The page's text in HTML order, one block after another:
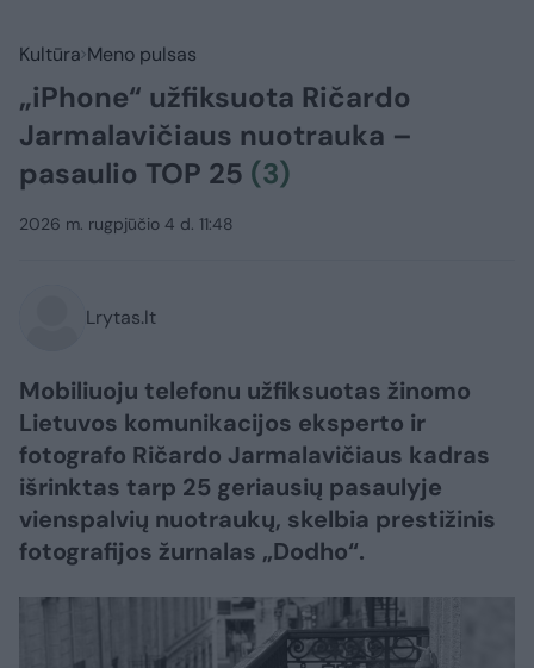
Kultūra Meno pulsas
„iPhone“ užfiksuota Ričardo
Jarmalavičiaus nuotrauka –
pasaulio TOP 25 (3)
2026 m. rugpjūčio 4 d. 11:48
Lrytas.lt
Mobiliuoju telefonu užfiksuotas žinomo
Lietuvos komunikacijos eksperto ir
fotografo Ričardo Jarmalavičiaus kadras
išrinktas tarp 25 geriausių pasaulyje
vienspalvių nuotraukų, skelbia prestižinis
fotografijos žurnalas „Dodho“.